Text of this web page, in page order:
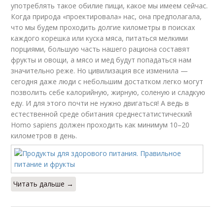
употреблять такое обилие пищи, какое мы имеем сейчас.
Когда природа «проектировала» нас, она предполагала,
что мы будем проходить долгие километры в поисках
каждого корешка или куска мяса, питаться мелкими
порциями, большую часть нашего рациона составят
фрукты и овощи, а мясо и мед будут попадаться нам
значительно реже. Но цивилизация все изменила —
сегодня даже люди с небольшим достатком легко могут
позволить себе калорийную, жирную, соленую и сладкую
еду. И для этого почти не нужно двигаться! А ведь в
естественной среде обитания среднестатистический
Homo sapiens должен проходить как минимум 10–20
километров в день.
Читать дальше →